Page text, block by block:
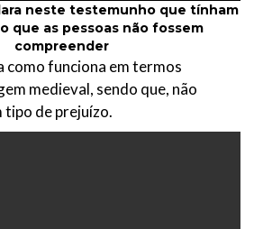
neste testemunhoque tínham
que as pessoas não fossem
compreender
como funciona em termos
medieval, sendo que, não
tipo de prejuízo.